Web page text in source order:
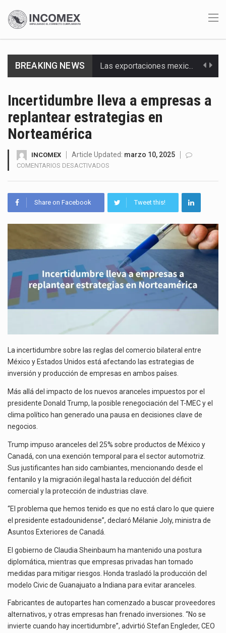
BREAKING NEWS
Ante la suspensión temporal de las inspecciones sanitarias del Departamento de Agricultura de Estados Unidos…
La inversión fija bruta en México registró un aumento de 1.1% interanual en mayo de…
El gobierno de Estados Unidos anunciará un arancel del 15 % sobre los productos fabricados…
Incertidumbre lleva a empresas a
replantear estrategias en
Norteamérica
INCOMEX Article Updated: marzo 10, 2025
COMENTARIOS DESACTIVADOS
EMPRESAS
ESTRATEGIAS
EN
NORTEAMÉRICA
Share on Facebook Tweet this!
La incertidumbre sobre las reglas del comercio bilateral entre
México y Estados Unidos está afectando las estrategias de
inversión y producción de empresas en ambos países.
Más allá del impacto de los nuevos aranceles impuestos por el
presidente Donald Trump, la posible renegociación del T-MEC y el
clima político han generado una pausa en decisiones clave de
negocios.
Trump impuso aranceles del 25% sobre productos de México y
Canadá, con una exención temporal para el sector automotriz.
Sus justificantes han sido cambiantes, mencionando desde el
fentanilo y la migración ilegal hasta la reducción del déficit
comercial y la protección de industrias clave.
“El problema que hemos tenido es que no está claro lo que quiere
el presidente estadounidense”, declaró Mélanie Joly, ministra de
Asuntos Exteriores de Canadá.
El gobierno de Claudia Sheinbaum ha mantenido una postura
diplomática, mientras que empresas privadas han tomado
medidas para mitigar riesgos. Honda trasladó la producción del
modelo Civic de Guanajuato a Indiana para evitar aranceles.
Fabricantes de autopartes han comenzado a buscar proveedores
alternativos, y otras empresas han frenado inversiones. “No se
invierte cuando hay incertidumbre”, advirtió Stefan Engleder, CEO